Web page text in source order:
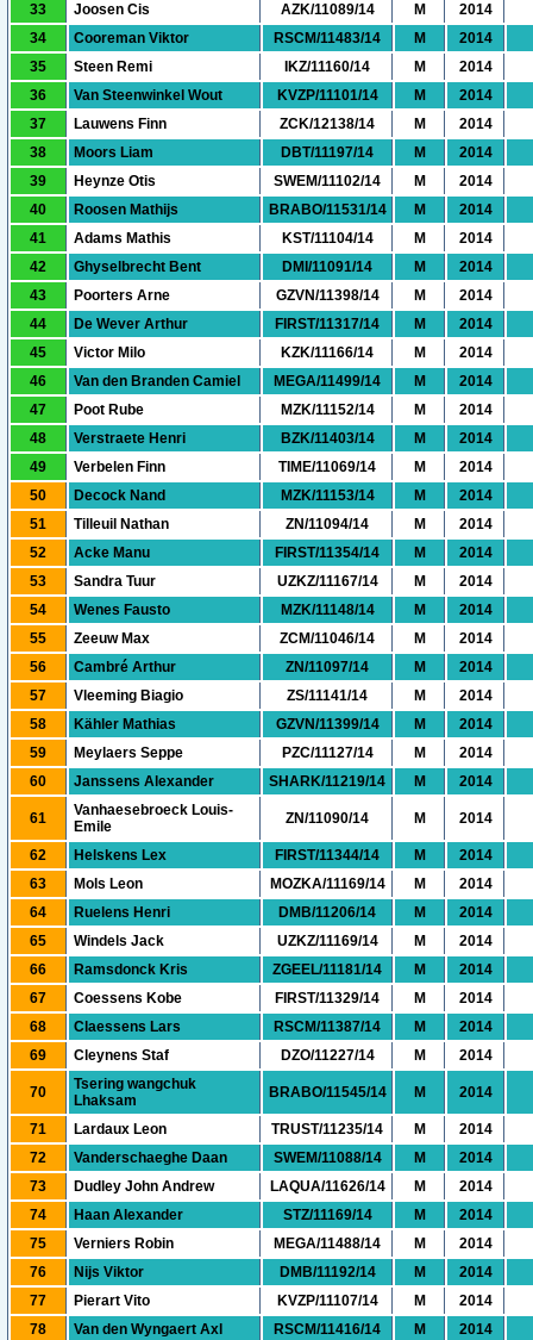
33
Joosen Cis AZK/11089/14 M
2014
34
Cooreman Viktor RSCM/11483/14 M
2014
35
Steen Remi IKZ/11160/14 M
2014
36
Van Steenwinkel Wout KVZP/11101/14 M
2014
37
Lauwens Finn ZCK/12138/14 M
2014
38
Moors Liam DBT/11197/14 M
2014
39
Heynze Otis SWEM/11102/14 M
2014
40
Roosen Mathijs BRABO/11531/14 M
2014
41
Adams Mathis KST/11104/14 M
2014
42
Ghyselbrecht Bent DMI/11091/14 M
2014
43
Poorters Arne GZVN/11398/14 M
2014
44
De Wever Arthur FIRST/11317/14 M
2014
45
Victor Milo KZK/11166/14 M
2014
46
Van den Branden Camiel MEGA/11499/14 M
2014
47
Poot Rube MZK/11152/14 M
2014
48
Verstraete Henri BZK/11403/14 M
2014
49
Verbelen Finn TIME/11069/14 M
2014
50
Decock Nand MZK/11153/14 M
2014
51
Tilleuil Nathan ZN/11094/14 M
2014
52
Acke Manu FIRST/11354/14 M
2014
53
Sandra Tuur UZKZ/11167/14 M
2014
54
Wenes Fausto MZK/11148/14 M
2014
55
Zeeuw Max ZCM/11046/14 M
2014
56
Cambré Arthur ZN/11097/14 M
2014
57
Vleeming Biagio ZS/11141/14 M
2014
58
Kähler Mathias GZVN/11399/14 M
2014
59
Meylaers Seppe PZC/11127/14 M
2014
60
Janssens Alexander SHARK/11219/14 M 2014
61
Vanhaesebroeck Louis-
Emile
ZN/11090/14 M 2014
62 Helskens Lex FIRST/11344/14 M
2014
63
Mols Leon MOZKA/11169/14 M
2014
64
Ruelens Henri DMB/11206/14 M
2014
65
Windels Jack UZKZ/11169/14 M
2014
66
Ramsdonck Kris ZGEEL/11181/14 M
2014
67
Coessens Kobe FIRST/11329/14 M
2014
68
Claessens Lars RSCM/11387/14 M
2014
69
Cleynens Staf DZO/11227/14 M 2014
70
Tsering wangchuk
Lhaksam
BRABO/11545/14 M 2014
71 Lardaux Leon TRUST/11235/14 M
2014
72
Vanderschaeghe Daan SWEM/11088/14 M
2014
73
Dudley John Andrew LAQUA/11626/14 M
2014
74
Haan Alexander STZ/11169/14 M
2014
75
Verniers Robin MEGA/11488/14 M
2014
76
Nijs Viktor DMB/11192/14 M
2014
77
Pierart Vito KVZP/11107/14 M
2014
78
Van den Wyngaert Axl RSCM/11416/14 M
2014